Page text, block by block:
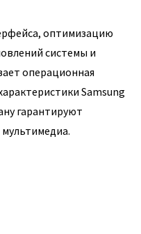
оптимизацию
системы и
операционная
Samsung
гарантируют